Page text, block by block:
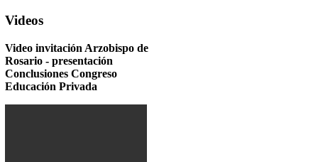
Videos
Video invitación Arzobispo de
Rosario - presentación
Conclusiones Congreso
Educación Privada